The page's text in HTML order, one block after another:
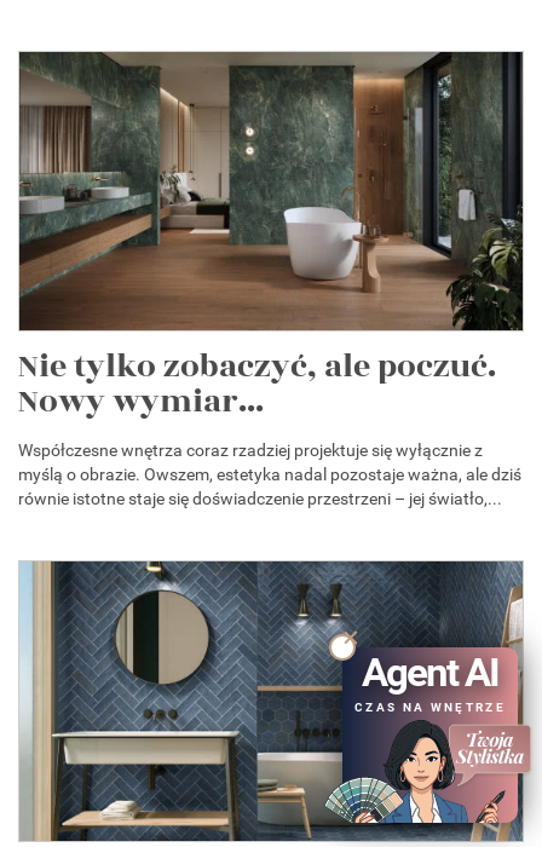
Nie tylko zobaczyć, ale poczuć.
Nowy wymiar...
Współczesne wnętrza coraz rzadziej projektuje się wyłącznie z
myślą o obrazie. Owszem, estetyka nadal pozostaje ważna, ale dziś
równie istotne staje się doświadczenie przestrzeni – jej światło,...
Agent AI
CZAS NA WNĘTRZE